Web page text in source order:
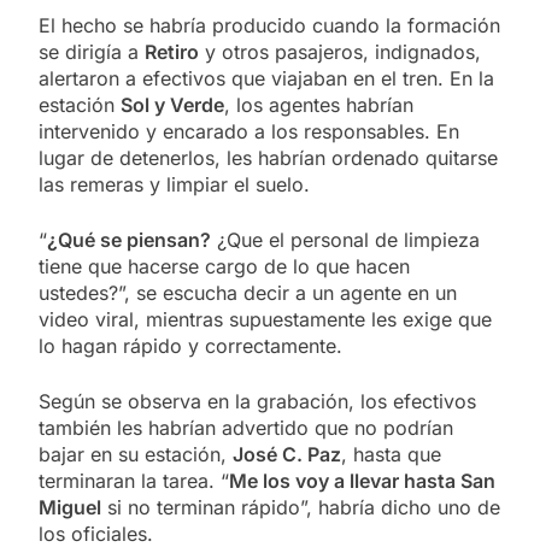
El hecho se habría producido cuando la formación
se dirigía a Retiro y otros pasajeros, indignados,
alertaron a efectivos que viajaban en el tren. En la
estación Sol y Verde, los agentes habrían
intervenido y encarado a los responsables. En
lugar de detenerlos, les habrían ordenado quitarse
las remeras y limpiar el suelo.
“¿Qué se piensan? ¿Que el personal de limpieza
tiene que hacerse cargo de lo que hacen
ustedes?”, se escucha decir a un agente en un
video viral, mientras supuestamente les exige que
lo hagan rápido y correctamente.
Según se observa en la grabación, los efectivos
también les habrían advertido que no podrían
bajar en su estación, José C. Paz, hasta que
terminaran la tarea. “Me los voy a llevar hasta San
Miguel si no terminan rápido”, habría dicho uno de
los oficiales.